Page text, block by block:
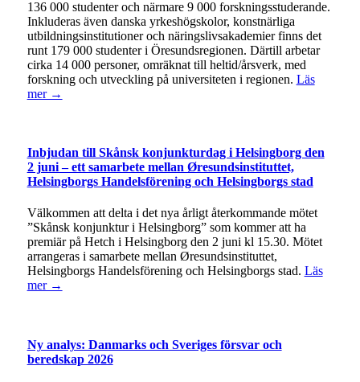
136 000 studenter och närmare 9 000 forskningsstuderande.
Inkluderas även danska yrkeshögskolor, konstnärliga
utbildningsinstitutioner och näringslivsakademier finns det
runt 179 000 studenter i Öresundsregionen. Därtill arbetar
cirka 14 000 personer, omräknat till heltid/årsverk, med
forskning och utveckling på universiteten i regionen. Läs
mer →
Inbjudan till Skånsk konjunkturdag i Helsingborg den
2 juni – ett samarbete mellan Øresundsinstituttet,
Helsingborgs Handelsförening och Helsingborgs stad
Välkommen att delta i det nya årligt återkommande mötet
”Skånsk konjunktur i Helsingborg” som kommer att ha
premiär på Hetch i Helsingborg den 2 juni kl 15.30. Mötet
arrangeras i samarbete mellan Øresundsinstituttet,
Helsingborgs Handelsförening och Helsingborgs stad. Läs
mer →
Ny analys: Danmarks och Sveriges försvar och
beredskap 2026